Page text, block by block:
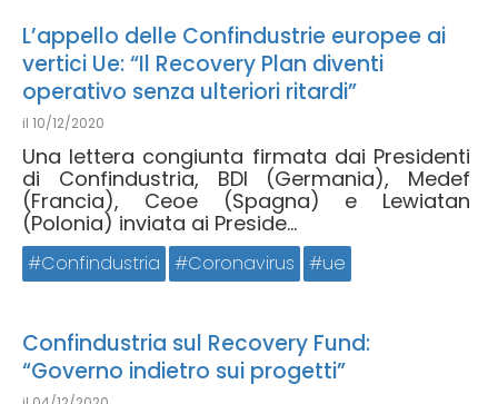
L’appello delle Confindustrie europee ai
vertici Ue: “Il Recovery Plan diventi
operativo senza ulteriori ritardi”
il 10/12/2020
Una lettera congiunta firmata dai Presidenti
di Confindustria, BDI (Germania), Medef
(Francia), Ceoe (Spagna) e Lewiatan
(Polonia) inviata ai Preside...
Confindustria Coronavirus ue
Confindustria sul Recovery Fund:
“Governo indietro sui progetti”